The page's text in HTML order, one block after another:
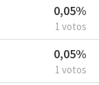
0,05%
1 votos
0,05%
1 votos